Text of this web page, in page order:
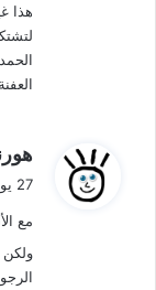
هذا
العفنة
ل
27 يونيو، 2014 الساعة 3:40 م
مع
ولكن